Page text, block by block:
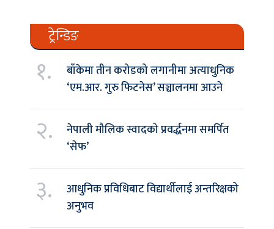
ट्रेन्डिङ
१.
बाँकेमा तीन करोडको लगानीमा अत्याधुनिक
‘एम.आर. गुरु फिटनेस’ सञ्चालनमा आउने
२.
नेपाली मौलिक स्वादको प्रवर्द्धनमा समर्पित
‘सेफ’
३.
आधुनिक प्रविधिबाट विद्यार्थीलाई अन्तरिक्षको
अनुभव